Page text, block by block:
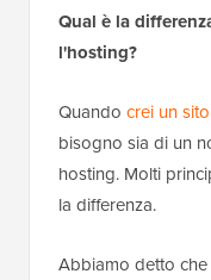
Qual è la
l'hosting?
Quando crei un
bisogno sia di un
hosting. Molti
la differenza.
Abbiamo detto